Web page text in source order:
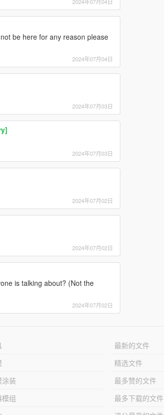
be here for any reason please
2024年07月04日
2024年07月03日
2024年07月03日
2024年07月02日
2024年07月02日
is talking about? (Not the
2024年07月02日
涂装
组
最新的文件
精选文件
最多赞的文件
最多下载的文件